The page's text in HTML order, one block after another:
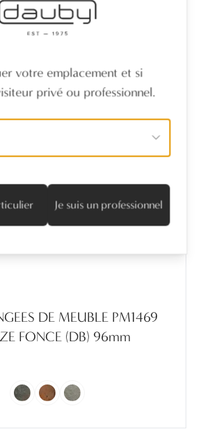
DE MEUBLE PM1469
FONCE (DB) 96mm
votre emplacement et si
privé ou professionnel.
Je suis un professionnel